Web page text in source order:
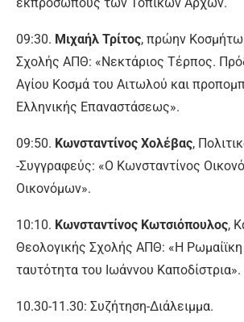
09:30. Μιχαήλ Τρίτος, πρώην
Σχολής ΑΠΘ: «Νεκτάριος Τέρπος.
Αγίου Κοσμά του Αιτωλού και
Ελληνικής Επαναστάσεως».
09:50. Κωνσταντίνος Χολέβας,
-Συγγραφεύς: «Ο Κωνσταντίνος
Οικονόμων».
10:10. Κωνσταντίνος Κωτσιόπουλος,
Θεολογικής Σχολής ΑΠΘ: «Η Ρωμαίϊκη
ταυτότητα του Ιωάννου Καποδίστρια».
10.30-11.30: Συζήτηση-Διάλειμμα.